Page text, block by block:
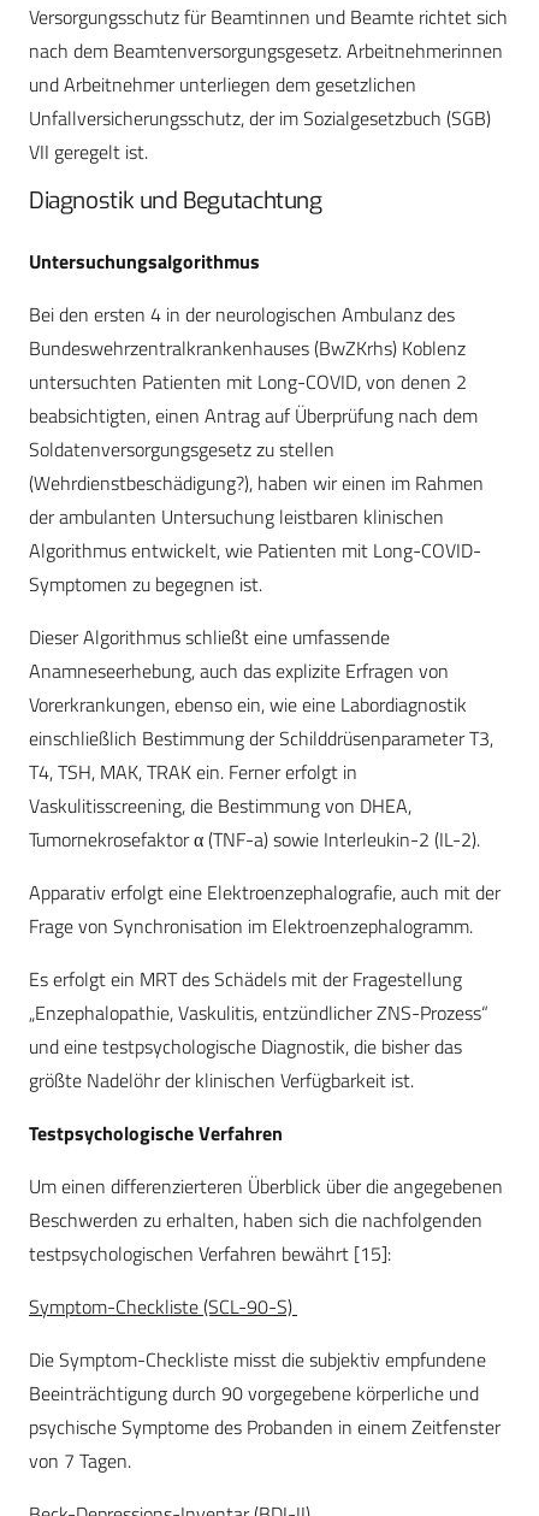
Versorgungsschutz für Beamtinnen und Beamte richtet sich
nach dem Beamtenversorgungsgesetz. Arbeitnehmerinnen
und Arbeitnehmer unterliegen dem gesetzlichen
Unfallversicherungsschutz, der im Sozialgesetzbuch (SGB)
VII geregelt ist.
Diagnostik und Begutachtung
Untersuchungsalgorithmus
Bei den ersten 4 in der neurologischen Ambulanz des
Bundeswehrzentralkrankenhauses (BwZKrhs) Koblenz
untersuchten Patienten mit Long-COVID, von denen 2
beabsichtigten, einen Antrag auf Überprüfung nach dem
Soldatenversorgungsgesetz zu stellen
(Wehrdienstbeschädigung?), haben wir einen im Rahmen
der ambulanten Untersuchung leistbaren klinischen
Algorithmus entwickelt, wie Patienten mit Long-COVID-
Symptomen zu begegnen ist.
Dieser Algorithmus schließt eine umfassende
Anamneseerhebung, auch das explizite Erfragen von
Vorerkrankungen, ebenso ein, wie eine Labordiagnostik
einschließlich Bestimmung der Schilddrüsenparameter T3,
T4, TSH, MAK, TRAK ein. Ferner erfolgt in
Vaskulitisscreening, die Bestimmung von DHEA,
Tumornekrosefaktor α (TNF-a) sowie Interleukin-2 (IL-2).
Apparativ erfolgt eine Elektroenzephalografie, auch mit der
Frage von Synchronisation im Elektroenzephalogramm.
Es erfolgt ein MRT des Schädels mit der Fragestellung
„Enzephalopathie, Vaskulitis, entzündlicher ZNS-Prozess“
und eine testpsychologische Diagnostik, die bisher das
größte Nadelöhr der klinischen Verfügbarkeit ist.
Testpsychologische Verfahren
Um einen differenzierteren Überblick über die angegebenen
Beschwerden zu erhalten, haben sich die nachfolgenden
testpsychologischen Verfahren bewährt [15]:
Symptom-Checkliste (SCL-90-S)
Die Symptom-Checkliste misst die subjektiv empfundene
Beeinträchtigung durch 90 vorgegebene körperliche und
psychische Symptome des Probanden in einem Zeitfenster
von 7 Tagen.